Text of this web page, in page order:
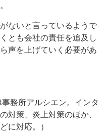
ないと言っているようで
とも会社の責任を追及し
声を上げていく必要があ
事務所アルシエン。インタ
対策、炎上対策のほか、
に対応。）